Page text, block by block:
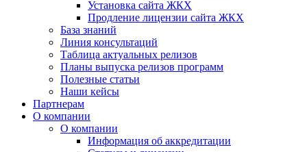
Установка сайта ЖКХ
Продление лицензии сайта ЖКХ
База знаний
Линия консультаций
Таблица актуальных релизов
Планы выпуска релизов программ
Полезные статьи
Наши кейсы
Партнерам
О компании
О компании
Информация об аккредитации